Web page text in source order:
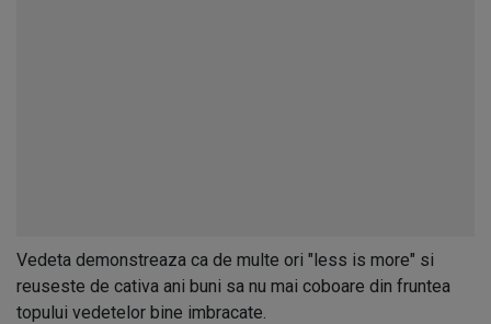
Vedeta demonstreaza ca de multe ori "less is more" si
reuseste de cativa ani buni sa nu mai coboare din fruntea
topului vedetelor bine imbracate.